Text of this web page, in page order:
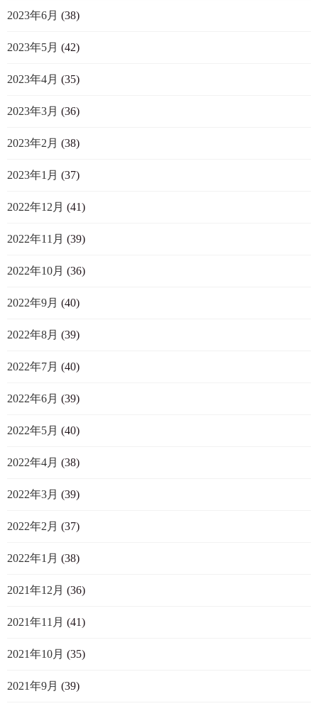
2023年6月 (38)
2023年5月 (42)
2023年4月 (35)
2023年3月 (36)
2023年2月 (38)
2023年1月 (37)
2022年12月 (41)
2022年11月 (39)
2022年10月 (36)
2022年9月 (40)
2022年8月 (39)
2022年7月 (40)
2022年6月 (39)
2022年5月 (40)
2022年4月 (38)
2022年3月 (39)
2022年2月 (37)
2022年1月 (38)
2021年12月 (36)
2021年11月 (41)
2021年10月 (35)
2021年9月 (39)